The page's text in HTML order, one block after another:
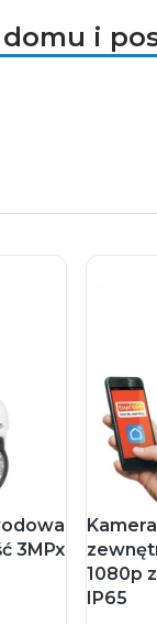
i
3MPx
1080p
IP65